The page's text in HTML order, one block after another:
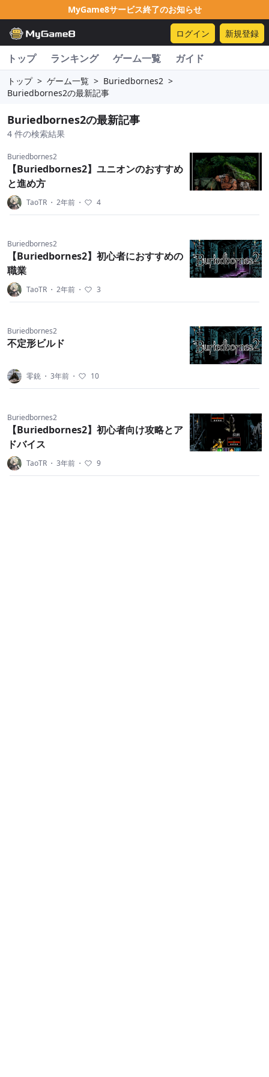
MyGame8サービス終了のお知らせ
ログイン 新規登録
トップ ランキング ゲーム一覧 ガイド
トップ > ゲーム一覧 > Buriedbornes2 >
Buriedbornes2の最新記事
Buriedbornes2の最新記事
4 件の検索結果
Buriedbornes2
【Buriedbornes2】ユニオンのおすすめ
と進め方
TaoTR ・ 2年前 ・ 4
Buriedbornes2
【Buriedbornes2】初心者におすすめの
職業
TaoTR ・ 2年前 ・ 3
Buriedbornes2
不定形ビルド
零銃 ・ 3年前 ・ 10
Buriedbornes2
【Buriedbornes2】初心者向け攻略とア
ドバイス
TaoTR ・ 3年前 ・ 9